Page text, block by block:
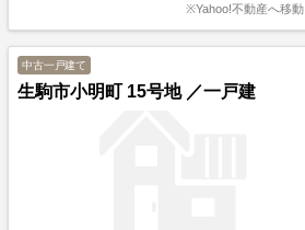
※Yahoo!不動産へ移動
中古一戸建て
生駒市小明町 15号地 ／一戸建